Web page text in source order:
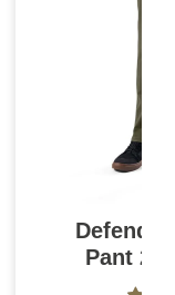
Pant